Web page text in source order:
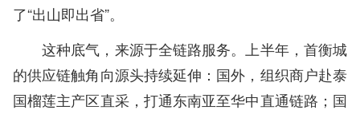
了“出山即出省”。
这种底气，来源于全链路服务。上半年，首衡城
的供应链触角向源头持续延伸：国外，组织商户赴泰
国榴莲主产区直采，打通东南亚至华中直通链路；国